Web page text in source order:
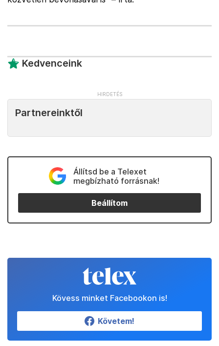
Kedvenceink
Partnereinktől
Állítsd be a Telexet
megbízható forrásnak!
Beállítom
Kövess minket Facebookon is!
Követem!